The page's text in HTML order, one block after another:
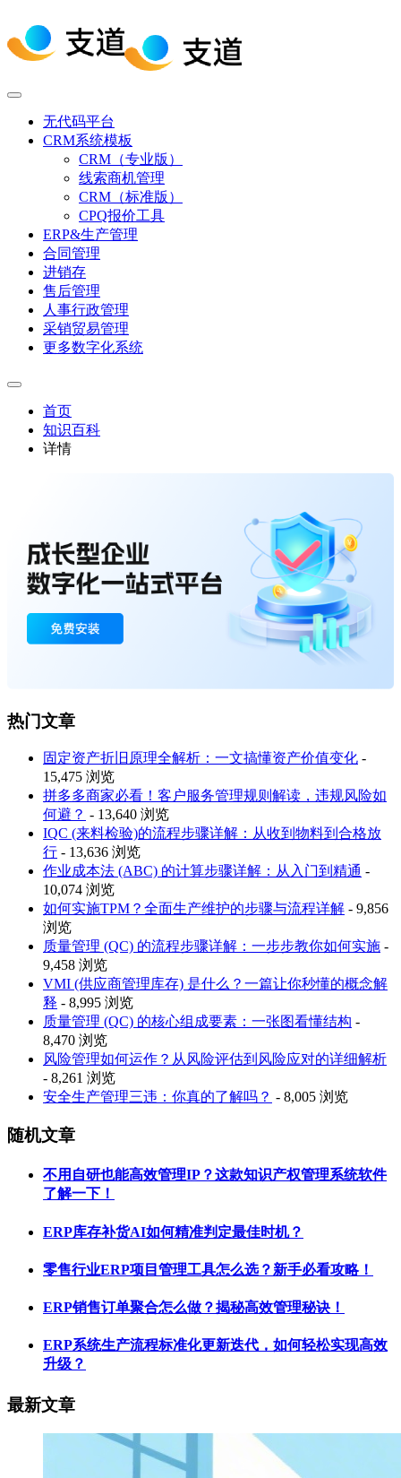
无代码平台
CRM系统模板
CRM（专业版）
线索商机管理
CRM（标准版）
CPQ报价工具
ERP&生产管理
合同管理
进销存
售后管理
人事行政管理
采销贸易管理
更多数字化系统
首页
知识百科
详情
热门文章
固定资产折旧原理全解析：一文搞懂资产价值变化 -
15,475 浏览
拼多多商家必看！客户服务管理规则解读，违规风险如
何避？ - 13,640 浏览
IQC (来料检验)的流程步骤详解：从收到物料到合格放
行 - 13,636 浏览
作业成本法 (ABC) 的计算步骤详解：从入门到精通 -
10,074 浏览
如何实施TPM？全面生产维护的步骤与流程详解 - 9,856
浏览
质量管理 (QC) 的流程步骤详解：一步步教你如何实施 -
9,458 浏览
VMI (供应商管理库存) 是什么？一篇让你秒懂的概念解
释 - 8,995 浏览
质量管理 (QC) 的核心组成要素：一张图看懂结构 -
8,470 浏览
风险管理如何运作？从风险评估到风险应对的详细解析
- 8,261 浏览
安全生产管理三违：你真的了解吗？ - 8,005 浏览
随机文章
不用自研也能高效管理IP？这款知识产权管理系统软件
了解一下！
ERP库存补货AI如何精准判定最佳时机？
零售行业ERP项目管理工具怎么选？新手必看攻略！
ERP销售订单聚合怎么做？揭秘高效管理秘诀！
ERP系统生产流程标准化更新迭代，如何轻松实现高效
升级？
最新文章